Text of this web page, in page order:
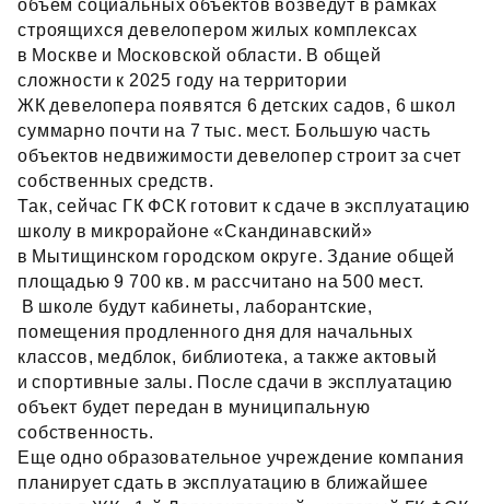
объем социальных объектов возведут в рамках
строящихся девелопером жилых комплексах
в Москве и Московской области. В общей
сложности к 2025 году на территории
ЖК девелопера появятся 6 детских садов, 6 школ
суммарно почти на 7 тыс. мест. Большую часть
объектов недвижимости девелопер строит за счет
собственных средств.
Так, сейчас ГК ФСК готовит к сдаче в эксплуатацию
школу в микрорайоне «Скандинавский»
в Мытищинском городском округе. Здание общей
площадью 9 700 кв. м рассчитано на 500 мест.
В школе будут кабинеты, лаборантские,
помещения продленного дня для начальных
классов, медблок, библиотека, а также актовый
и спортивные залы. После сдачи в эксплуатацию
объект будет передан в муниципальную
собственность.
Еще одно образовательное учреждение компания
планирует сдать в эксплуатацию в ближайшее